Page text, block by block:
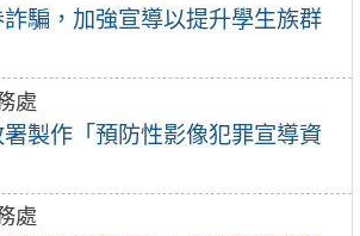
騙，加強宣導以提升學生族群
處
製作「預防性影像犯罪宣導資
處